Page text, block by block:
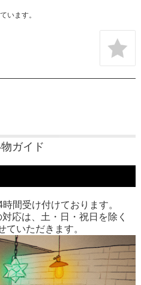
います。
ガイド
間受け付けております。
応は、土・日・祝日を除く
ていただきます。